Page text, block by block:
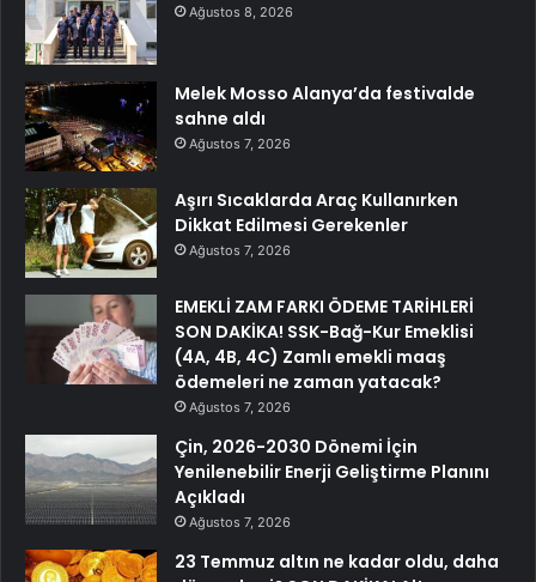
Ağustos 8, 2026
Melek Mosso Alanya’da festivalde
sahne aldı
Ağustos 7, 2026
Aşırı Sıcaklarda Araç Kullanırken
Dikkat Edilmesi Gerekenler
Ağustos 7, 2026
EMEKLİ ZAM FARKI ÖDEME TARİHLERİ
SON DAKİKA! SSK-Bağ-Kur Emeklisi
(4A, 4B, 4C) Zamlı emekli maaş
ödemeleri ne zaman yatacak?
Ağustos 7, 2026
Çin, 2026-2030 Dönemi İçin
Yenilenebilir Enerji Geliştirme Planını
Açıkladı
Ağustos 7, 2026
23 Temmuz altın ne kadar oldu, daha